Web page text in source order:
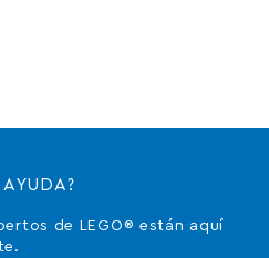
AYUDA?
de LEGO® están aquí